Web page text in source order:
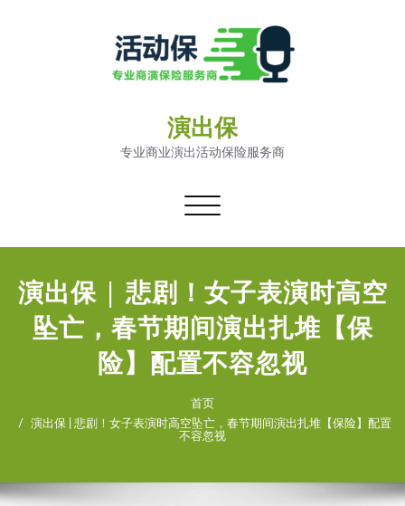
演出保
专业商业演出活动保险服务商
切
导
演出保 | 悲剧！女子表演时高空
坠亡，春节期间演出扎堆【保
险】配置不容忽视
首页
演出保 | 悲剧！女子表演时高空坠亡，春节期间演出扎堆【保险】配置
不容忽视